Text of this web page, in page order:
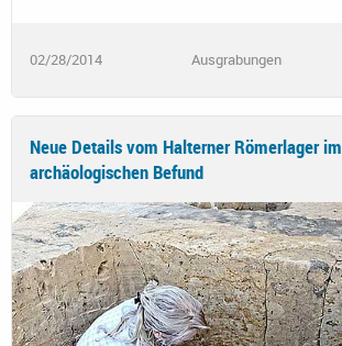
02/28/2014 Ausgrabungen
Neue Details vom Halterner Römerlager im
archäologischen Befund